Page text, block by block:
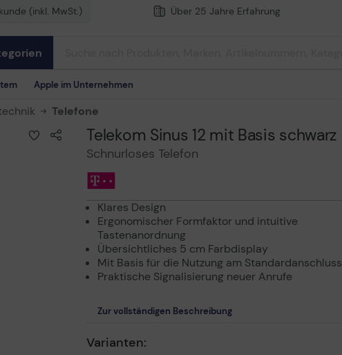
(inkl. MwSt.) Über 25 Jahre Erfahrung
Apple im Unternehmen
Telefone
Telekom Sinus 12 mit Basis schwarz
Schnurloses Telefon
Klares Design
Ergonomischer Formfaktor und intuitive
Tastenanordnung
Übersichtliches 5 cm Farbdisplay
Mit Basis für die Nutzung am Standardanschluss
Praktische Signalisierung neuer Anrufe
Zur vollständigen Beschreibung
Varianten: